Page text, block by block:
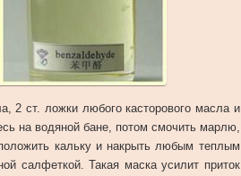
2 ст. ложки любого касторового масла и
на водяной бане, потом смочить марлю,
кальку и накрыть любым теплым
салфеткой. Такая маска усилит приток